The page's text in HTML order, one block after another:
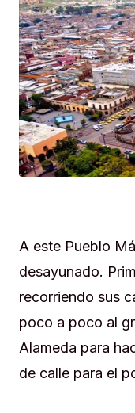
A este Pueblo
desayunado.
recorriendo sus
poco a poco al
Alameda para
de calle para el